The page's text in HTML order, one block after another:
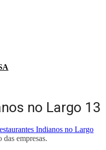
no Largo 13
Indianos no Largo
empresas.